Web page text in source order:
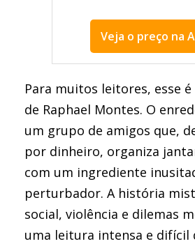
Veja o preço na
Para muitos leitores, esse é
de Raphael Montes. O
um grupo de amigos que,
por dinheiro, organiza
com um ingrediente
perturbador. A história
social, violência e dilemas
uma leitura intensa e difícil